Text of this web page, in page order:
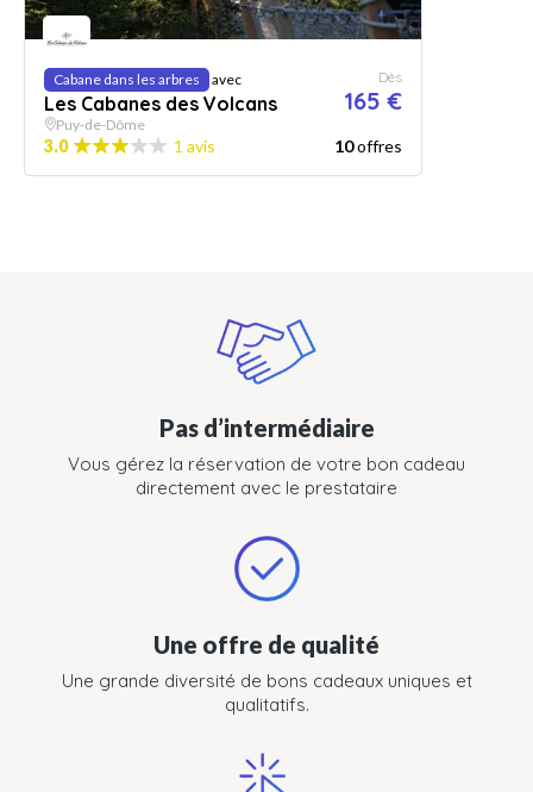
Cabane dans les arbres avec
Les Cabanes des Volcans
Dès
165 €
Puy-de-Dôme
3.0 1 avis 10offres
Pas d’intermédiaire
Vous gérez la réservation de votre bon cadeau
directement avec le prestataire
Une offre de qualité
Une grande diversité de bons cadeaux uniques et
qualitatifs.